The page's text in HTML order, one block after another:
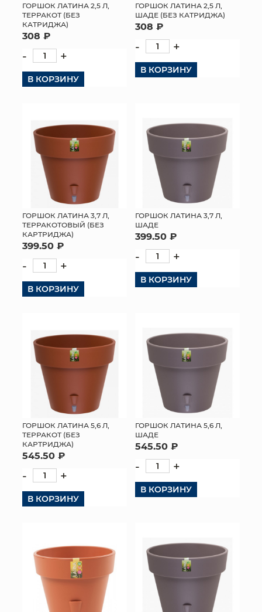
ТОРГОВЫЙ ЦЕНТР
ОПТОВЫМ КЛИЕНТАМ
ДОСТАВКА И ОПЛАТА
ГОРШОК ЛАТИНА 2,5 Л,
ТЕРРАКОТ (БЕЗ
КАТРИДЖА)
308 ₽
- +
В КОРЗИНУ
ГОРШОК ЛАТИНА 2,5 Л,
ШАДЕ (БЕЗ КАТРИДЖА)
308 ₽
- +
В КОРЗИНУ
ГОРШОК ЛАТИНА 3,7 Л,
ТЕРРАКОТОВЫЙ (БЕЗ
КАРТРИДЖА)
399.50 ₽
- +
В КОРЗИНУ
ГОРШОК ЛАТИНА 3,7 Л,
ШАДЕ
399.50 ₽
- +
В КОРЗИНУ
ГОРШОК ЛАТИНА 5,6 Л,
ТЕРРАКОТ (БЕЗ
КАРТРИДЖА)
545.50 ₽
- +
В КОРЗИНУ
ГОРШОК ЛАТИНА 5,6 Л,
ШАДЕ
545.50 ₽
- +
В КОРЗИНУ